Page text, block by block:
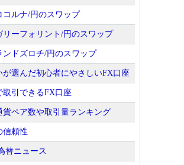
コルナ/円のスワップ
リーフォリント/円のスワップ
ンドズロチ/円のスワップ
が選んだ初心者にやさしいFX口座
取引できるFX口座
貨ペア数や取引量ランキング
信頼性
替ニュース